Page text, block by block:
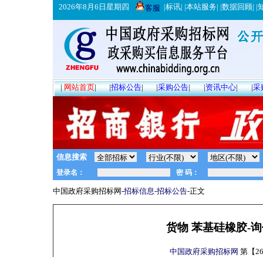
2026年8月6日星期四 客服 |标讯| |本站服务| |数据回顾| |
|网站首页| |招标公告| |采购公告| |资讯中心| |采
信息搜索
中国政府采购招标网-招标信息-招标公告-正文
货物 苯基硅橡胶-
中国政府采购招标网 第【